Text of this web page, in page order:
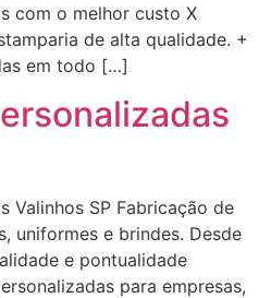
com o melhor custo X
de alta qualidade. +
em todo […]
Valinhos SP Fabricação de
uniformes e brindes. Desde
e pontualidade
para empresas,